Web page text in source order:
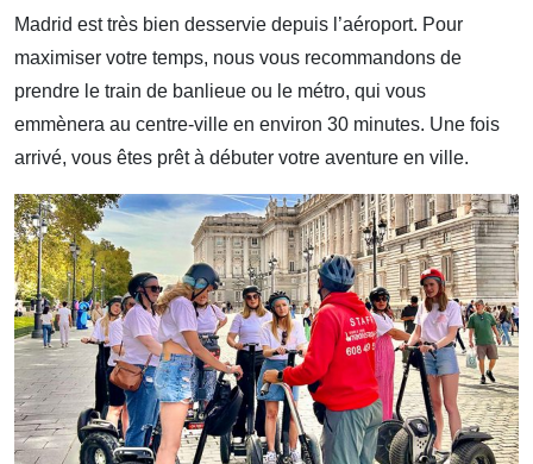
Madrid est très bien desservie depuis l’aéroport. Pour
maximiser votre temps, nous vous recommandons de
prendre le train de banlieue ou le métro, qui vous
emmènera au centre-ville en environ 30 minutes. Une fois
arrivé, vous êtes prêt à débuter votre aventure en ville.